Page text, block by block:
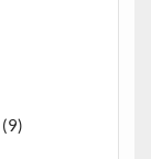
(9)